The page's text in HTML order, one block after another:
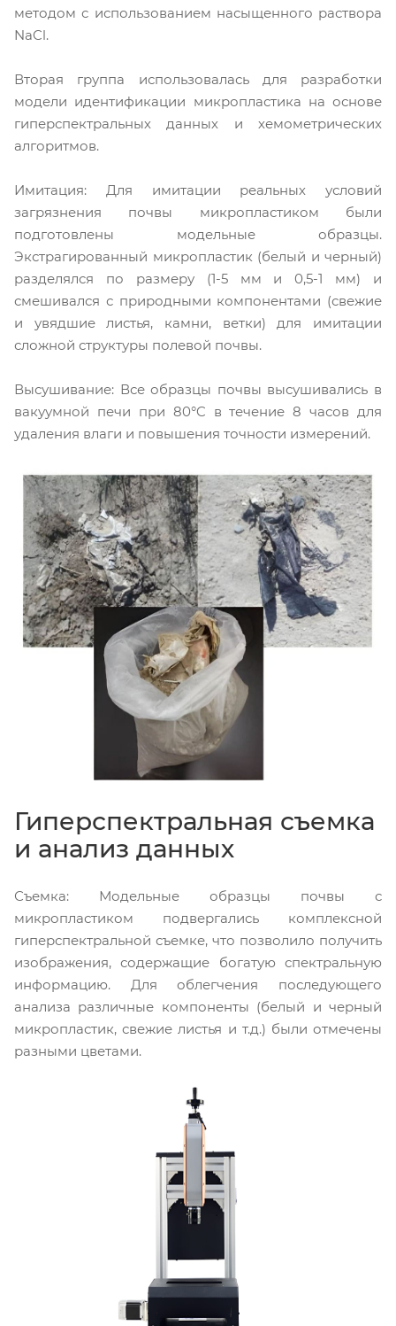
методом с использованием насыщенного раствора
NaCl.
Вторая группа использовалась для разработки
модели идентификации микропластика на основе
гиперспектральных данных и хемометрических
алгоритмов.
Имитация: Для имитации реальных условий
загрязнения почвы микропластиком были
подготовлены модельные образцы.
Экстрагированный микропластик (белый и черный)
разделялся по размеру (1-5 мм и 0,5-1 мм) и
смешивался с природными компонентами (свежие
и увядшие листья, камни, ветки) для имитации
сложной структуры полевой почвы.
Высушивание: Все образцы почвы высушивались в
вакуумной печи при 80°C в течение 8 часов для
удаления влаги и повышения точности измерений.
Гиперспектральная съемка
и анализ данных
Съемка: Модельные образцы почвы с
микропластиком подвергались комплексной
гиперспектральной съемке, что позволило получить
изображения, содержащие богатую спектральную
информацию. Для облегчения последующего
анализа различные компоненты (белый и черный
микропластик, свежие листья и т.д.) были отмечены
разными цветами.